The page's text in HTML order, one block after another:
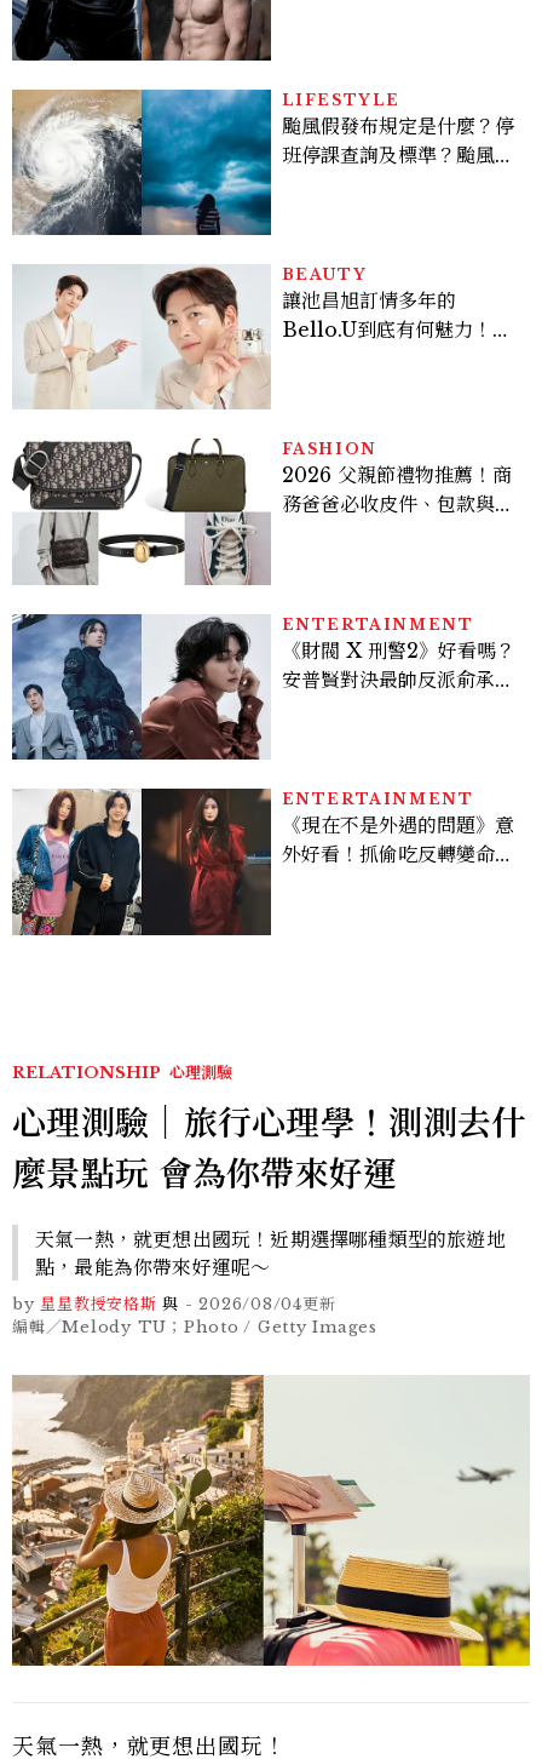
LIFESTYLE
颱風假發布規定是什麼？停
班停課查詢及標準？颱風假
BEAUTY
讓池昌旭訂情多年的
Bello.U到底有何魅力！揭
倦感，超神！
FASHION
2026 父親節禮物推薦！商
務爸爸必收皮件、包款與鞋
ENTERTAINMENT
《財閥 X 刑警2》好看嗎？
安普賢對決最帥反派俞承
多大？
ENTERTAINMENT
《現在不是外遇的問題》意
外好看！抓偷吃反轉變命
RELATIONSHIP 心理測驗
心理測驗｜旅行心理學！測測去什
麼景點玩 會為你帶來好運
天氣一熱，就更想出國玩！近期選擇哪種類型的旅遊地
點，最能為你帶來好運呢～
by 星星教授安格斯 與 -2026/08/04更新
編輯／Melody TU；Photo / Getty Images
天氣一熱，就更想出國玩！